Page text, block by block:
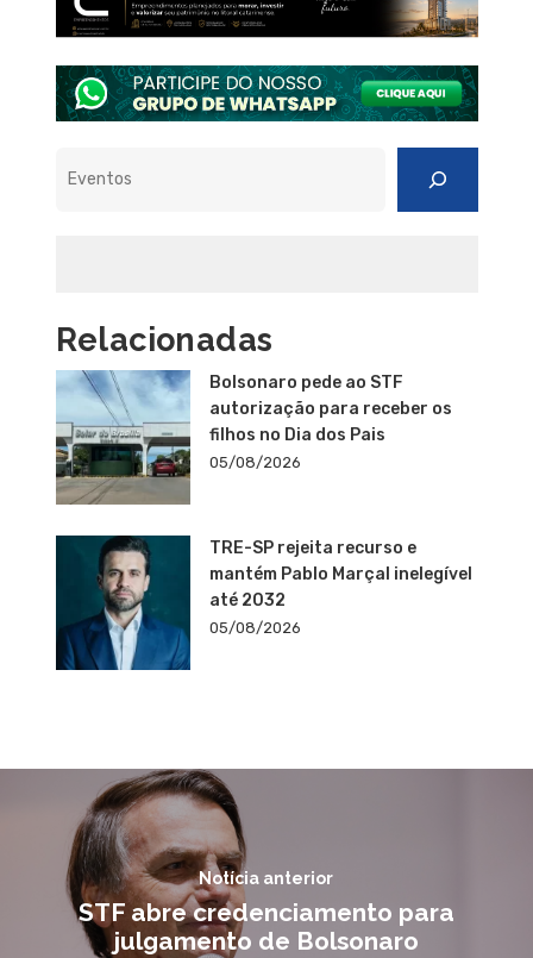
Relacionadas
Bolsonaro pede ao STF
autorização para receber os
filhos no Dia dos Pais
05/08/2026
TRE-SP rejeita recurso e
mantém Pablo Marçal inelegível
até 2032
05/08/2026
Notícia anterior
STF abre credenciamento para
julgamento de Bolsonaro